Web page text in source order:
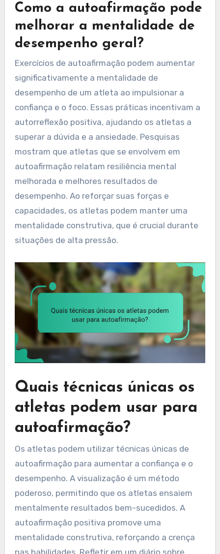
Como a autoafirmação pode
melhorar a mentalidade de
desempenho geral?
Exercícios de autoafirmação podem aumentar
significativamente a mentalidade de
desempenho de um atleta ao impulsionar a
confiança e o foco. Essas práticas incentivam a
autorreflexão positiva, ajudando os atletas a
superar a dúvida e a ansiedade. Pesquisas
mostram que atletas que se envolvem em
autoafirmação relatam resiliência mental
melhorada e melhores resultados de
desempenho. Ao reforçar suas forças e
capacidades, os atletas podem manter uma
mentalidade construtiva, que é crucial durante
situações de alta pressão.
Quais técnicas únicas os
atletas podem usar para
autoafirmação?
Os atletas podem utilizar técnicas únicas de
autoafirmação para aumentar a confiança e o
desempenho. A visualização é um método
poderoso, permitindo que os atletas ensaiem
mentalmente resultados bem-sucedidos. A
autoafirmação positiva promove uma
mentalidade construtiva, reforçando a crença
nas habilidades. Refletir em um diário sobre